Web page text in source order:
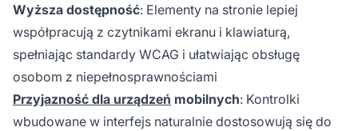
Wyższa dostępność: Elementy na stronie lepiej
współpracują z czytnikami ekranu i klawiaturą,
spełniając standardy WCAG i ułatwiając obsługę
osobom z niepełnosprawnościami
Przyjazność dla urządzeń mobilnych: Kontrolki
wbudowane w interfejs naturalnie dostosowują się do